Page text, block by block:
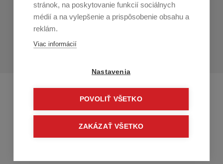
Prihlásiť
osoby staršie ako 16 rokov!
stránok, na poskytovanie funkcií sociálnych
médií a na vylepšenie a prispôsobenie obsahu a
reklám.
Viac informácií
Nastavenia
POVOLIŤ VŠETKO
ZAKÁZAŤ VŠETKO